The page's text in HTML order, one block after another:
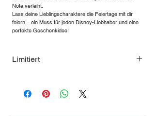
Note verleiht.
Lass deine Lieblingscharaktere die Feiertage mit dir
feiern – ein Muss für jeden Disney-Liebhaber und eine
perfekte Geschenkidee!
Limitiert